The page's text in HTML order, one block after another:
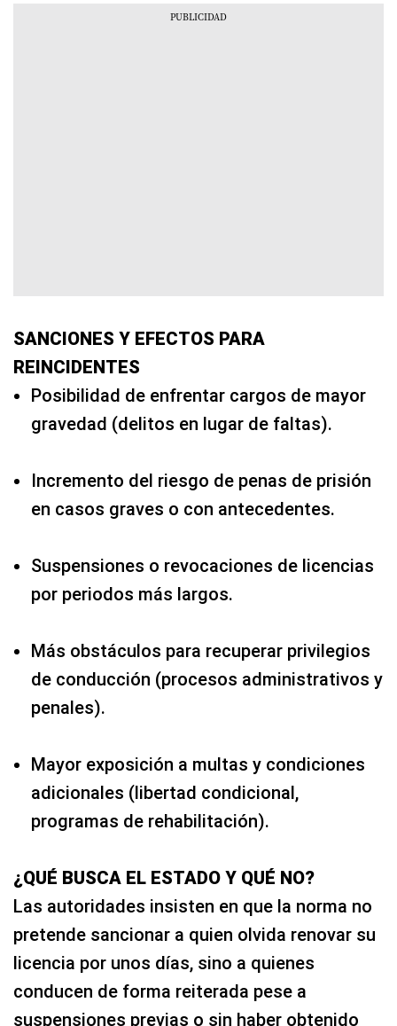
SANCIONES Y EFECTOS PARA
REINCIDENTES
Posibilidad de enfrentar cargos de mayor
gravedad (delitos en lugar de faltas).
Incremento del riesgo de penas de prisión
en casos graves o con antecedentes.
Suspensiones o revocaciones de licencias
por periodos más largos.
Más obstáculos para recuperar privilegios
de conducción (procesos administrativos y
penales).
Mayor exposición a multas y condiciones
adicionales (libertad condicional,
programas de rehabilitación).
¿QUÉ BUSCA EL ESTADO Y QUÉ NO?
Las autoridades insisten en que la norma no
pretende sancionar a quien olvida renovar su
licencia por unos días, sino a quienes
conducen de forma reiterada pese a
suspensiones previas o sin haber obtenido